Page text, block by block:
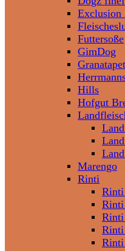
Exclusion
Futtersoße
GimDog
Granatapet
Hills
Hofgut
Marengo
Rinti
Rinti
Rinti
Rinti